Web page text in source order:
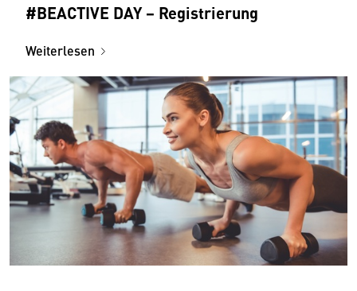
#BEACTIVE DAY − Registrierung
Weiterlesen